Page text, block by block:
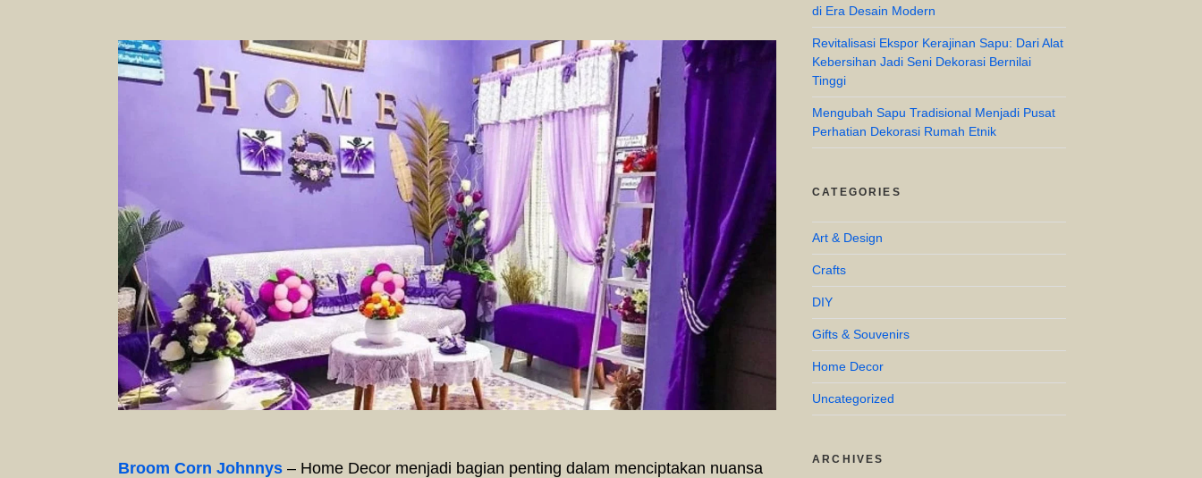
Broom Corn Johnnys – Home Decor menjadi bagian penting dalam menciptakan nuansa
di Era Desain Modern
Revitalisasi Ekspor Kerajinan Sapu: Dari Alat
Kebersihan Jadi Seni Dekorasi Bernilai
Tinggi
Mengubah Sapu Tradisional Menjadi Pusat
Perhatian Dekorasi Rumah Etnik
CATEGORIES
Art & Design
Crafts
DIY
Gifts & Souvenirs
Home Decor
Uncategorized
ARCHIVES